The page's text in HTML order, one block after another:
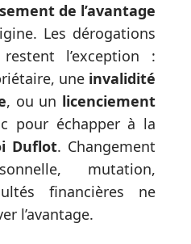
de l’avantage
Les dérogations
l’exception :
une invalidité
, ou un licenciement
pour échapper à la
Duflot. Changement
mutation,
financières ne
l’avantage.